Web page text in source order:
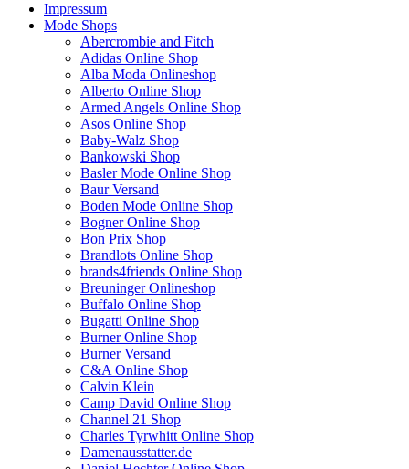
Impressum
Mode Shops
Abercrombie and Fitch
Adidas Online Shop
Alba Moda Onlineshop
Alberto Online Shop
Armed Angels Online Shop
Asos Online Shop
Baby-Walz Shop
Bankowski Shop
Basler Mode Online Shop
Baur Versand
Boden Mode Online Shop
Bogner Online Shop
Bon Prix Shop
Brandlots Online Shop
brands4friends Online Shop
Breuninger Onlineshop
Buffalo Online Shop
Bugatti Online Shop
Burner Online Shop
Burner Versand
C&A Online Shop
Calvin Klein
Camp David Online Shop
Channel 21 Shop
Charles Tyrwhitt Online Shop
Damenausstatter.de